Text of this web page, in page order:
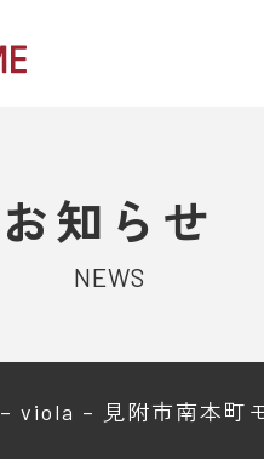
お知らせ
NEWS
– viola – 見附市南本町モデルハウス グ